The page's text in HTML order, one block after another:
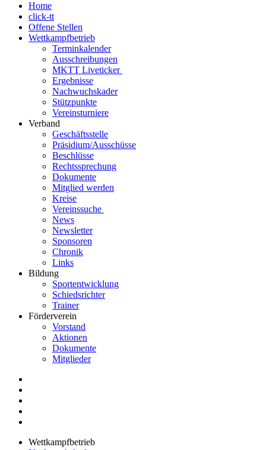
Home
click-tt
Offene Stellen
Wettkampfbetrieb
Terminkalender
Ausschreibungen
MKTT Liveticker
Ergebnisse
Nachwuchskader
Stützpunkte
Vereinsturniere
Verband
Geschäftsstelle
Präsidium/Ausschüsse
Beschlüsse
Rechtssprechung
Dokumente
Mitglied werden
Kreise
Vereinssuche
News
Newsletter
Sponsoren
Chronik
Links
Bildung
Sportentwicklung
Schiedsrichter
Trainer
Förderverein
Vorstand
Aktionen
Dokumente
Mitglieder
Wettkampfbetrieb